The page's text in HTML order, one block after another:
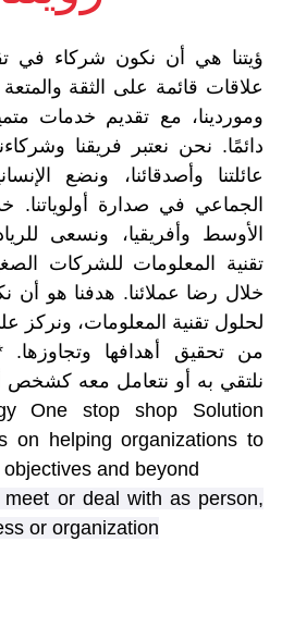
ؤيتنا هي أن نكون شركاء في
علاقات قائمة على الثقة
وموردينا، مع تقديم خدمات
دائمًا. نحن نعتبر فريقنا
عائلتنا وأصدقائنا، ونضع
الجماعي في صدارة أولوياتنا.
الأوسط وأفريقيا، ونسعى
تقنية المعلومات للشركات
خلال رضا عملائنا. هدفنا هو أن
لحلول تقنية المعلومات،
من تحقيق أهدافها
نلتقي به أو نتعامل معه كشخص
One stop shop Solution
on helping organizations to
and beyond.
or deal with as person,
or organization.